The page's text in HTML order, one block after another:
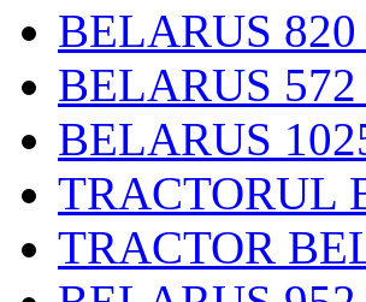
BELARUS
BELARUS
BELARUS
TRACTORUL
TRACTOR